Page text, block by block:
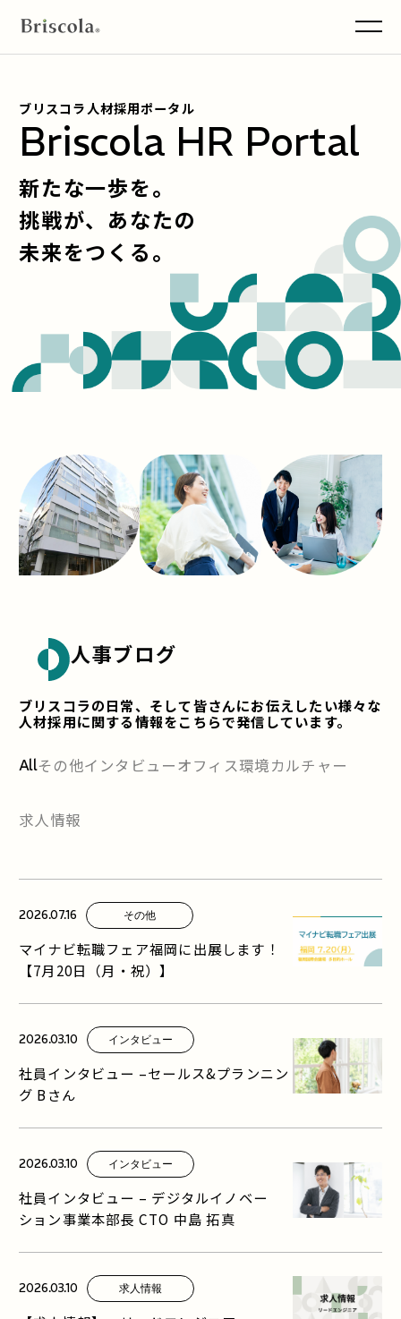
ブリスコラ人材採用ポータル
Briscola HR Portal
新たな一歩を。
挑戦が、あなたの
未来をつくる。
人事ブログ
ブリスコラの日常、そして皆さんにお伝えしたい様々な
人材採用に関する情報をこちらで発信しています。
Allその他インタビューオフィス環境カルチャー
求人情報
2026.07.16 その他
マイナビ転職フェア福岡に出展します！
【7月20日（月・祝）】
2026.03.10 インタビュー
社員インタビュー –セールス&プランニン
グ Bさん
2026.03.10 インタビュー
社員インタビュー – デジタルイノベー
ション事業本部長 CTO 中島 拓真
2026.03.10 求人情報